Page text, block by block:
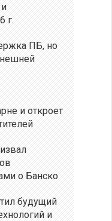
г.
ПБ, но
и откроет
о Банско
будущий
и